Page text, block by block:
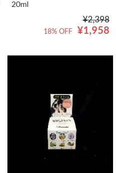
20ml
¥2,398
¥1,958
18% OFF